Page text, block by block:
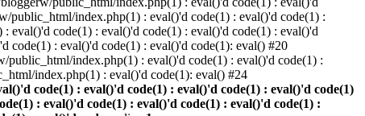
public_html/index.php(1) : eval()'d code(1) : eval()'d code(1) :
eval()'d code(1) : eval()'d code(1) : eval()'d code(1) : eval()'d
code(1) : eval()'d code(1) : eval()'d code(1): eval() #20
index.php(1) : eval()'d code(1) : eval()'d code(1) :
index.php(1) : eval()'d code(1): eval() #24
code(1) : eval()'d code(1) : eval()'d code(1) : eval()'d code(1)
: eval()'d code(1) : eval()'d code(1) : eval()'d code(1) :